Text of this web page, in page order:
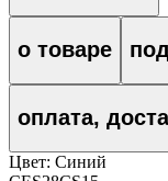
о товаре
оплата,
Цвет: Синий